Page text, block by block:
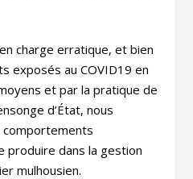
charge erratique, et bien
exposés au COVID19 en
et par la pratique de
d’État, nous
comportements
produire dans la gestion
mulhousien.